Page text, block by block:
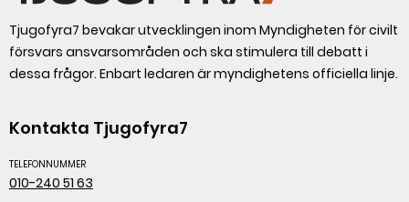
Tjugofyra7 bevakar utvecklingen inom Myndigheten för civilt
försvars ansvarsområden och ska stimulera till debatt i
dessa frågor. Enbart ledaren är myndighetens officiella linje.
Kontakta Tjugofyra7
TELEFONNUMMER
010-240 51 63